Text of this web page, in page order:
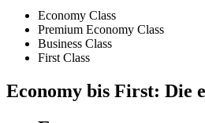
Economy Class
Premium Economy Class
Business Class
First Class
Economy bis First: Die